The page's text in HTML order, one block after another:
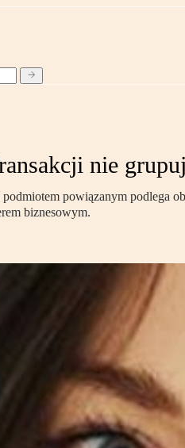
nie
powiązanym podlega
biznesowym.